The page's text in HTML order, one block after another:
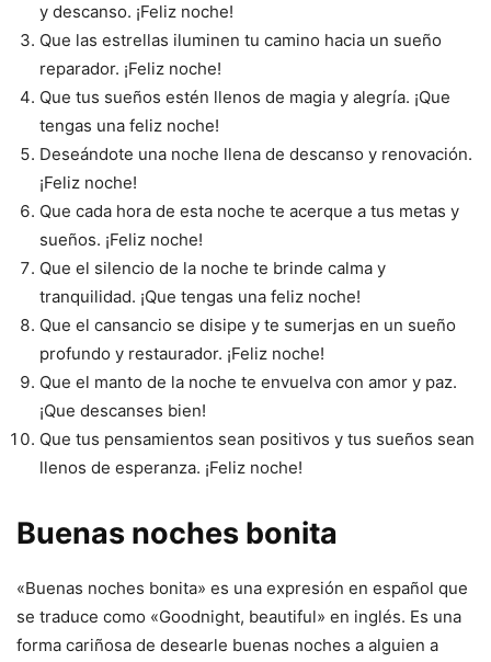
y descanso. ¡Feliz noche!
Que las estrellas iluminen tu camino hacia un sueño
reparador. ¡Feliz noche!
Que tus sueños estén llenos de magia y alegría. ¡Que
tengas una feliz noche!
Deseándote una noche llena de descanso y renovación.
¡Feliz noche!
Que cada hora de esta noche te acerque a tus metas y
sueños. ¡Feliz noche!
Que el silencio de la noche te brinde calma y
tranquilidad. ¡Que tengas una feliz noche!
Que el cansancio se disipe y te sumerjas en un sueño
profundo y restaurador. ¡Feliz noche!
Que el manto de la noche te envuelva con amor y paz.
¡Que descanses bien!
Que tus pensamientos sean positivos y tus sueños sean
llenos de esperanza. ¡Feliz noche!
Buenas noches bonita
«Buenas noches bonita» es una expresión en español que
se traduce como «Goodnight, beautiful» en inglés. Es una
forma cariñosa de desearle buenas noches a alguien a